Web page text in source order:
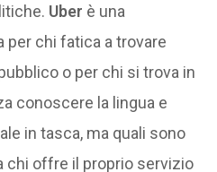
Uber è una
per chi fatica a trovare
o per chi si trova in
conoscere la lingua e
in tasca, ma quali sono
chi offre il proprio servizio